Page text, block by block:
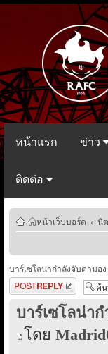
หน้าแรก ข่าว
ติดต่อ
หน้าเว็บบอร์ด ‹ นิ
บาร์เซโลน่ากำลังจับตามอง
ตอบกระทู้
บาร์เซโลน่าก
โดย